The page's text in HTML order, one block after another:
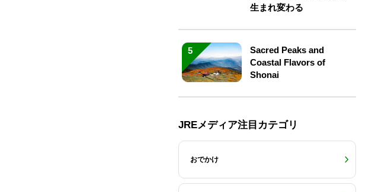
生まれ変わる
5
Sacred Peaks and
Coastal Flavors of
Shonai
JREメディア注目カテゴリ
おでかけ